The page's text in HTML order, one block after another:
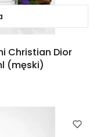
Christian Dior
(męski)